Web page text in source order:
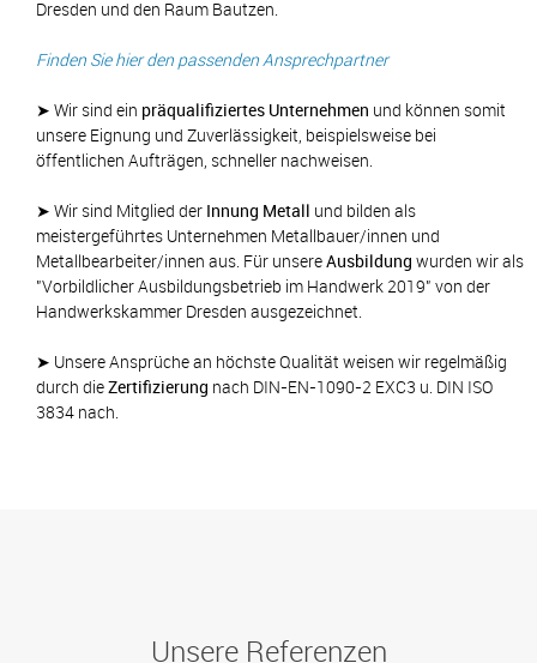
Dresden und den Raum Bautzen.
Finden Sie hier den passenden Ansprechpartner
➤ Wir sind ein präqualifiziertes Unternehmen und können somit
unsere Eignung und Zuverlässigkeit, beispielsweise bei
öffentlichen Aufträgen, schneller nachweisen.
➤ Wir sind Mitglied der Innung Metall und bilden als
meistergeführtes Unternehmen Metallbauer/innen und
Metallbearbeiter/innen aus. Für unsereAusbildung wurden wir als
"Vorbildlicher Ausbildungsbetrieb im Handwerk 2019" von der
Handwerkskammer Dresden ausgezeichnet.
➤ Unsere Ansprüche an höchste Qualität weisen wir regelmäßig
durch dieZertifizierung nach DIN-EN-1090-2 EXC3 u. DIN ISO
3834 nach.
Unsere Referenzen